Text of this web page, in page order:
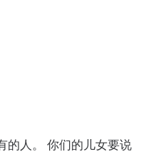
的人。 你们的儿女要说